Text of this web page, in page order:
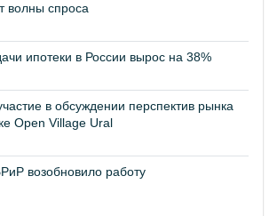
волны спроса
ипотеки в России вырос на 38%
в обсуждении перспектив рынка
Open Village Ural
возобновило работу